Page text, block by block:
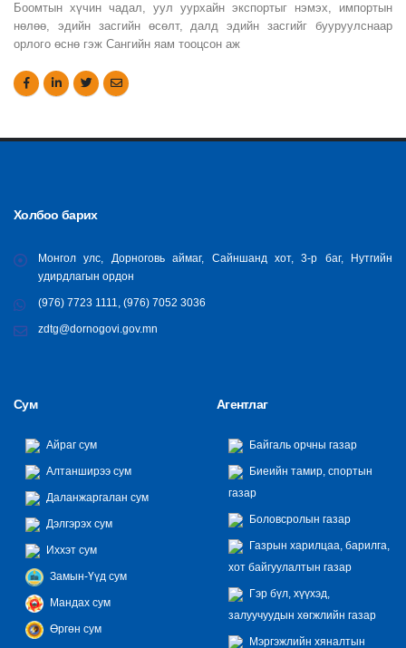
Боомтын хүчин чадал, уул уурхайн экспортыг нэмэх, импортын
нөлөө, эдийн засгийн өсөлт, далд эдийн засгийг бууруулснаар
орлого өснө гэж Сангийн яам тооцсон аж
Холбоо барих
Монгол улс, Дорноговь аймаг, Сайншанд хот, 3-р баг, Нутгийн
удирдлагын ордон
(976) 7723 1111, (976) 7052 3036
zdtg@dornogovi.gov.mn
Сум
Айраг сум
Алтанширээ сум
Даланжаргалан сум
Дэлгэрэх сум
Иххэт сум
Замын-Үүд сум
Мандах сум
Өргөн сум
Агентлаг
Байгаль орчны газар
Биеийн тамир, спортын
газар
Боловсролын газар
Газрын харилцаа, барилга,
хот байгуулалтын газар
Гэр бүл, хүүхэд,
залуучуудын хөгжлийн газар
Мэргэжлийн хяналтын